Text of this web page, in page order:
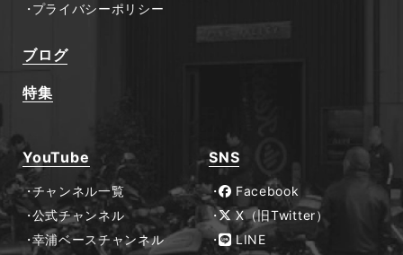
プライバシーポリシー
ブログ
特集
YouTube
チャンネル一覧
公式チャンネル
幸浦ベースチャンネル
SNS
Facebook
X（旧Twitter）
LINE